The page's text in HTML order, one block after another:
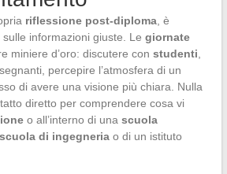
riflessione post-diploma, è
informazioni giuste. Le giornate
miniere d’oro: discutere con studenti
percepire l’atmosfera di un
di avere una visione più chiara. Nulla
diretto per comprendere cosa vi
o all’interno di una scuola
scuola di ingegneriao di un istituto